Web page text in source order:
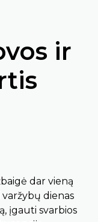
ir
dar vieną
dienas
įgauti svarbios